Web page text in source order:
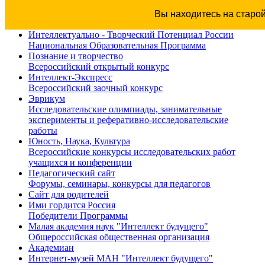
Вы находитесь на
Интеллектуально - Творческий Потенциал России
Национальная Образовательная Программа
Познание и творчество
Всероссийский открытый конкурс
Интеллект-Экспресс
Всероссийский заочный конкурс
Эврикум
Исследовательские олимпиады, занимательные
эксперименты и реферативно-исследовательские
работы
Юность, Наука, Культура
Всероссийские конкурсы исследовательских работ
учащихся и конференции
Педагогический сайт
Форумы, семинары, конкурсы для педагогов
Сайт для родителей
Ими гордится Россия
Победители Программы
Малая академия наук "Интеллект будущего"
Общероссийская общественная организация
Академиан
Интернет-музей МАН "Интеллект будущего"